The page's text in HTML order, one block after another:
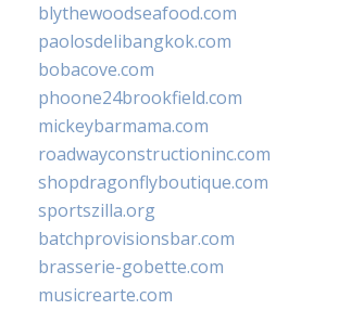
blythewoodseafood.com
paolosdelibangkok.com
bobacove.com
phoone24brookfield.com
mickeybarmama.com
roadwayconstructioninc.com
shopdragonflyboutique.com
sportszilla.org
batchprovisionsbar.com
brasserie-gobette.com
musicrearte.com